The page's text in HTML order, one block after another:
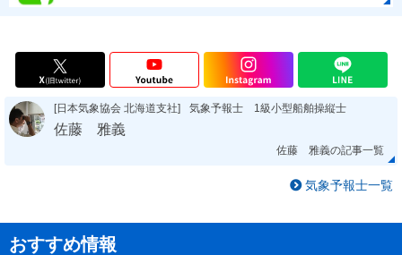
[日本気象協会 北海道支社] 気象予報士 1級小型船舶操縦士
佐藤 雅義
佐藤 雅義の記事一覧
気象予報士一覧
おすすめ情報